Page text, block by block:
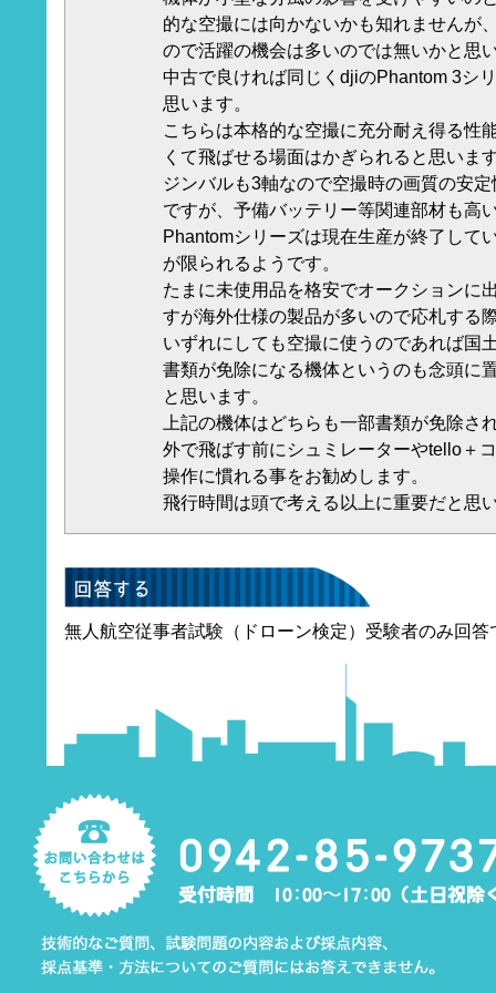
的な空撮には向かないかも知れませんが
ので活躍の機会は多いのでは無いかと思
中古で良ければ同じくdjiのPhantom 3シ
思います。
こちらは本格的な空撮に充分耐え得る性
くて飛ばせる場面はかぎられると思いま
ジンバルも3軸なので空撮時の画質の安
ですが、予備バッテリー等関連部材も高
Phantomシリーズは現在生産が終了して
が限られるようです。
たまに未使用品を格安でオークションに
すが海外仕様の製品が多いので応札する
いずれにしても空撮に使うのであれば国
書類が免除になる機体というのも念頭に
と思います。
上記の機体はどちらも一部書類が免除さ
外で飛ばす前にシュミレーターやtello＋
操作に慣れる事をお勧めします。
飛行時間は頭で考える以上に重要だと思
無人航空従事者試験（ドローン検定）受験者のみ回答